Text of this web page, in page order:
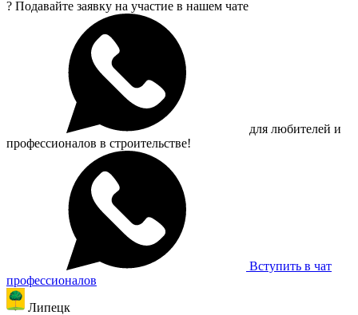
? Подавайте заявку на участие в нашем чате
для любителей и
профессионалов в строительстве!
Вступить в чат
профессионалов
Липецк